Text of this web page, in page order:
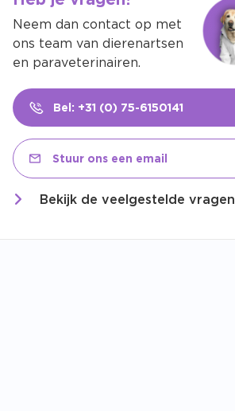
Neem dan contact op met
ons team van dierenartsen
en paraveterinairen.
Bel: +31 (0) 75-6150141
Stuur ons een email
Bekijk de veelgestelde vragen